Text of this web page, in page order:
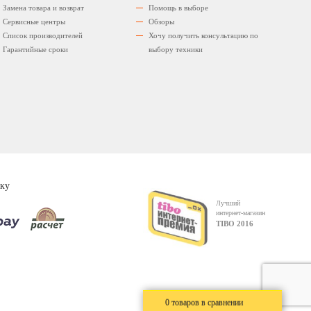
Замена товара и возврат
Сервисные центры
Список производителей
Гарантийные сроки
Помощь в выборе
Обзоры
Хочу получить консультацию по
выбору техники
Лучший
интернет-магазин
TIBO 2016